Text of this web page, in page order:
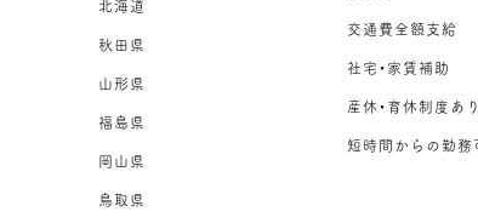
北海道
秋田県
山形県
福島県
岡山県
鳥取県
交通費全額支給
社宅・家賃補助
産休・育休制度あり
短時間からの勤務